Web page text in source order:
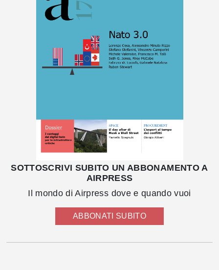
SOTTOSCRIVI SUBITO UN ABBONAMENTO A
AIRPRESS
Il mondo di Airpress dove e quando vuoi
ABBONATI SUBITO